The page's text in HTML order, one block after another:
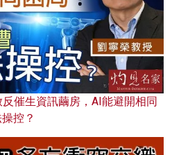
催生資訊繭房，AI能避開相同
控？